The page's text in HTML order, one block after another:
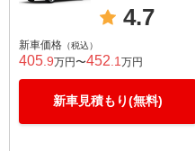
4.7
新車価格 （税込）
405 .9万円〜452 .1 万円
新車見積もり(無料)